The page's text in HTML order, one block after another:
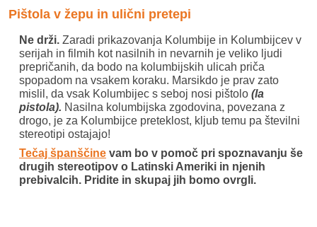
Pištola v žepu in ulični pretepi
Ne drži. Zaradi prikazovanja Kolumbije in Kolumbijcev v
serijah in filmih kot nasilnih in nevarnih je veliko ljudi
prepričanih, da bodo na kolumbijskih ulicah priča
spopadom na vsakem koraku. Marsikdo je prav zato
mislil, da vsak Kolumbijec s seboj nosi pištolo (la
pistola). Nasilna kolumbijska zgodovina, povezana z
drogo, je za Kolumbijce preteklost, kljub temu pa številni
stereotipi ostajajo!
Tečaj španščine vam bo v pomoč pri spoznavanju še
drugih stereotipov o Latinski Ameriki in njenih
prebivalcih. Pridite in skupaj jih bomo ovrgli.